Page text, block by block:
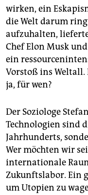
wirken, ein
die Welt darum
aufzuhalten,
Chef Elon Musk
ein
Vorstoß ins Weltall.
ja, für wen?
Der Soziologe
Technologien sind
Jahrhunderts,
Wer möchten wir
internationale
Zukunftslabor. Ein
um Utopien zu